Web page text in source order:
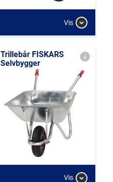
Vis
Trillebår FISKARS
Selvbygger
Vis